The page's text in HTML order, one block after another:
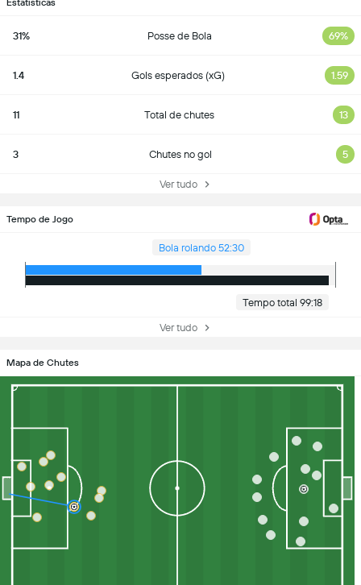
Estatísticas
31% Posse de Bola 69%
1.4 Gols esperados (xG) 1.59
11 Total de chutes 13
3 Chutes no gol 5
Ver tudo
Tempo de Jogo
Bola rolando 52:30
Tempo total 99:18
Ver tudo
Mapa de Chutes